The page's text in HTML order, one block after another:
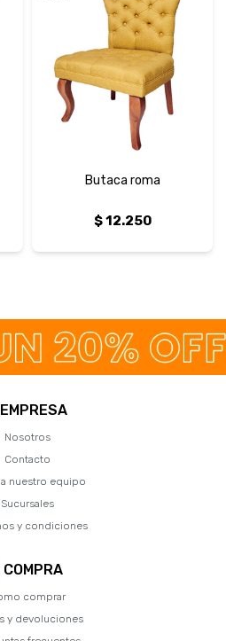
Butaca roma
$12.250
EMPRESA
Nosotros
Contacto
a nuestro equipo
Sucursales
y condiciones
COMPRA
comprar
y devoluciones